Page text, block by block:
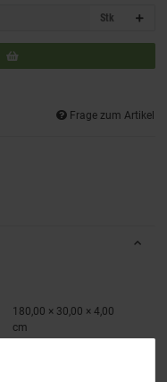
Stk
Frage zum Artikel
180,00 × 30,00 × 4,00
cm